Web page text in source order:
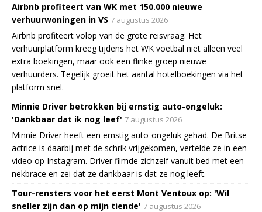
Airbnb profiteert van WK met 150.000 nieuwe
verhuurwoningen in VS 7 augustus 2026
Airbnb profiteert volop van de grote reisvraag. Het
verhuurplatform kreeg tijdens het WK voetbal niet alleen veel
extra boekingen, maar ook een flinke groep nieuwe
verhuurders. Tegelijk groeit het aantal hotelboekingen via het
platform snel.
Minnie Driver betrokken bij ernstig auto-ongeluk:
'Dankbaar dat ik nog leef' 7 augustus 2026
Minnie Driver heeft een ernstig auto-ongeluk gehad. De Britse
actrice is daarbij met de schrik vrijgekomen, vertelde ze in een
video op Instagram. Driver filmde zichzelf vanuit bed met een
nekbrace en zei dat ze dankbaar is dat ze nog leeft.
Tour-rensters voor het eerst Mont Ventoux op: 'Wil
sneller zijn dan op mijn tiende' 7 augustus 2026